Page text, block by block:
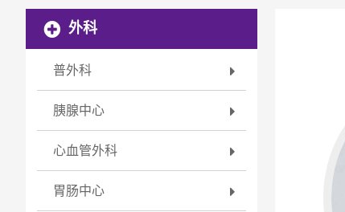
外科
普外科
胰腺中心
心血管外科
胃肠中心